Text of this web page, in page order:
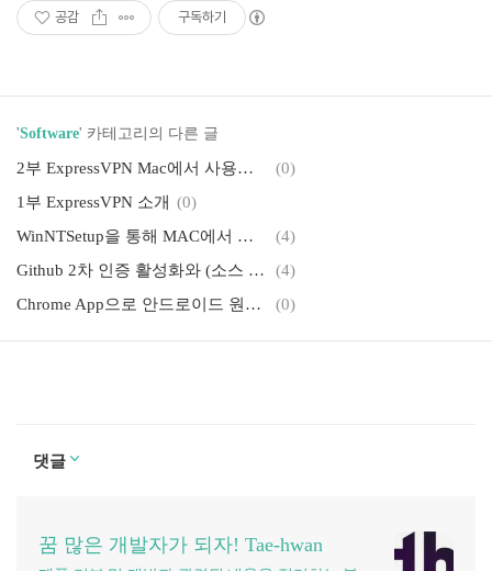
공감 구독하기
'Software' 카테고리의 다른 글
2부 ExpressVPN Mac에서 사용하기
(0)
1부 ExpressVPN 소개 (0)
WinNTSetup을 통해 MAC에서 동작하는 윈도우 설치하기
(4)
Github 2차 인증 활성화와 (소스 트리/AndroidStudio) 로그인 방법
(4)
Chrome App으로 안드로이드 원격 제어 하기(Vysor)
(0)
댓글
꿈 많은 개발자가 되자! Tae-hwan